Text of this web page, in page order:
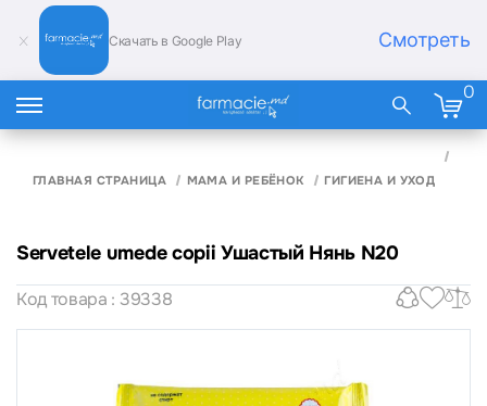
Скачать в Google Play Смотреть
0
ГЛАВНАЯ СТРАНИЦА МАМА И РЕБЁНОК ГИГИЕНА И УХОД
Servetele umede copii Ушастый Нянь N20
Код товара : 39338